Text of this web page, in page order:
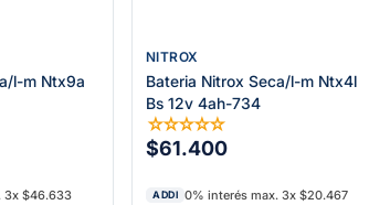
l-m Ntx9a
3x $46.633
NITROX
Bateria Nitrox Seca/l-m Ntx4l
Bs 12v 4ah-734
☆☆☆☆☆
$61.400
ADDI 0% interés max. 3x $20.467